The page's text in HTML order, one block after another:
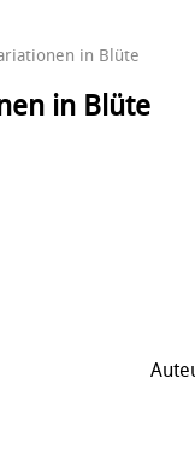
in Blüte
in Blüte